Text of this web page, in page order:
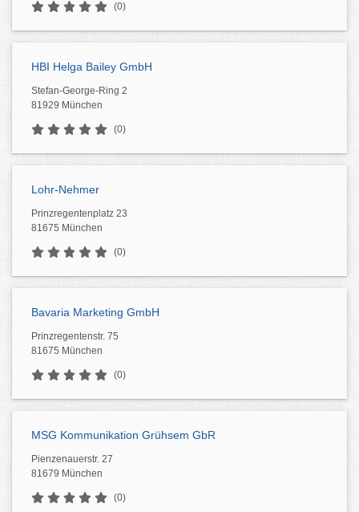
(0)
HBI Helga Bailey GmbH
Stefan-George-Ring 2
81929 München
(0)
Lohr-Nehmer
Prinzregentenplatz 23
81675 München
(0)
Bavaria Marketing GmbH
Prinzregentenstr. 75
81675 München
(0)
MSG Kommunikation Grühsem GbR
Pienzenauerstr. 27
81679 München
(0)